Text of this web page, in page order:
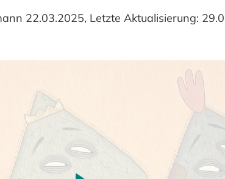
22.03.2025, Letzte Aktualisierung: